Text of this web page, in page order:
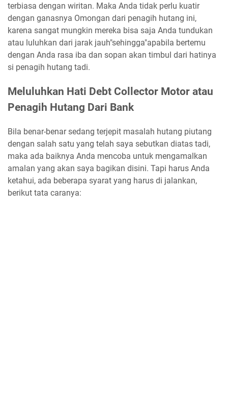
terbiasa dengan wiritan. Maka Anda tidak perlu kuatir
dengan ganasnya Omongan dari penagih hutang ini,
karena sangat mungkin mereka bisa saja Anda tundukan
atau luluhkan dari jarak jauh"sehingga"apabila bertemu
dengan Anda rasa iba dan sopan akan timbul dari hatinya
si penagih hutang tadi.
Meluluhkan Hati Debt Collector Motor atau
Penagih Hutang Dari Bank
Bila benar-benar sedang terjepit masalah hutang piutang
dengan salah satu yang telah saya sebutkan diatas tadi,
maka ada baiknya Anda mencoba untuk mengamalkan
amalan yang akan saya bagikan disini. Tapi harus Anda
ketahui, ada beberapa syarat yang harus di jalankan,
berikut tata caranya: